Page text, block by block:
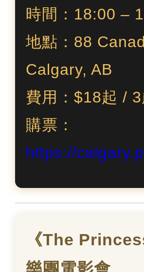
時間：18:00 –
地點：88
Calgary, AB
費用：$18起 /
購票：
https://
《The